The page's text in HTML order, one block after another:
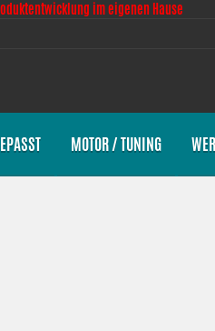
im eigenen Hause
MOTOR / TUNING